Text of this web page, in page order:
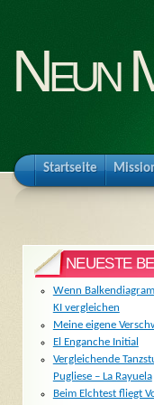
Neun
Startseite
NEUESTE
Wenn
KI vergleichen
Meine eigene
El Enganche Initial
Vergleichende
Pugliese – La Rayuela
Beim Elchtest fliegt